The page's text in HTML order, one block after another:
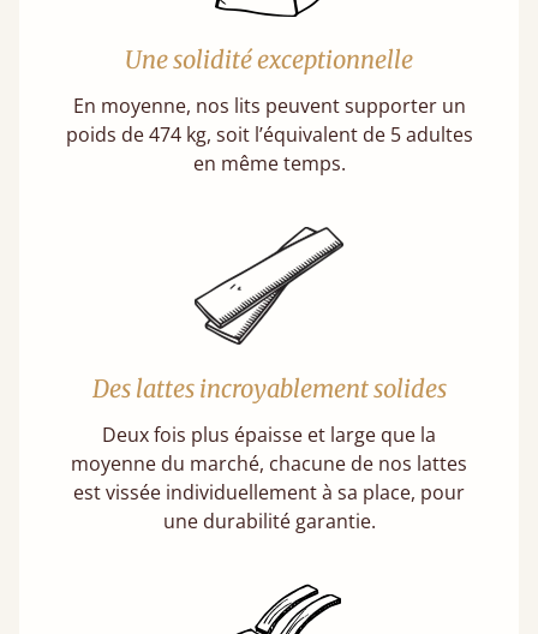
Une solidité exceptionnelle
En moyenne, nos lits peuvent supporter un
poids de 474 kg, soit l’équivalent de 5 adultes
en même temps.
Des lattes incroyablement solides
Deux fois plus épaisse et large que la
moyenne du marché, chacune de nos lattes
est vissée individuellement à sa place, pour
une durabilité garantie.